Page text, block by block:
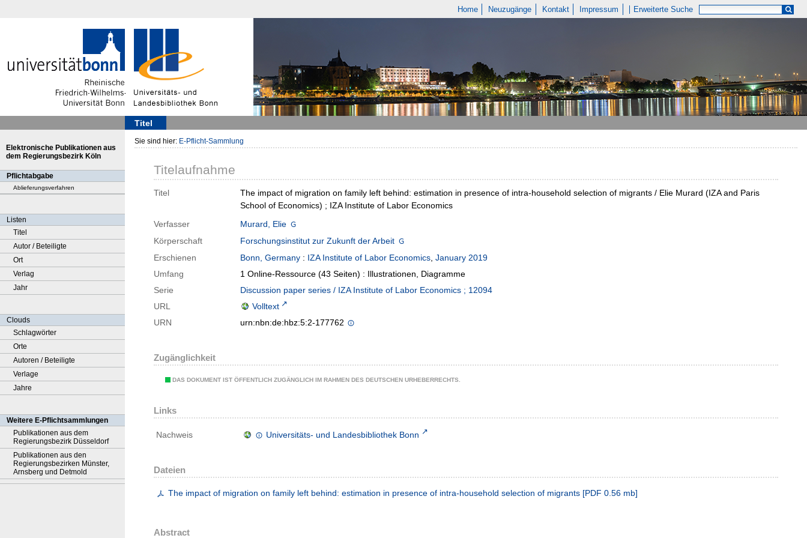
Home Neuzugänge Kontakt Impressum Erweiterte Suche
Titel
Elektronische Publikationen aus
dem Regierungsbezirk Köln
Pflichtabgabe
Ablieferungsverfahren
Listen
Titel
Autor / Beteiligte
Ort
Verlag
Jahr
Clouds
Schlagwörter
Orte
Autoren / Beteiligte
Verlage
Jahre
Weitere E-Pflichtsammlungen
Publikationen aus dem
Regierungsbezirk Düsseldorf
Publikationen aus den
Regierungsbezirken Münster,
Arnsberg und Detmold
Sie sind hier: E-Pflicht-Sammlung
Titelaufnahme
Titel
The impact of migration on family left behind: estimation in presence of intra-household selection of migrants / Elie Murard (IZA and Paris
School of Economics) ; IZA Institute of Labor Economics
Verfasser
Murard, Elie
Körperschaft
Forschungsinstitut zur Zukunft der Arbeit
Erschienen
Bonn, Germany : IZA Institute of Labor Economics, January 2019
Umfang
1 Online-Ressource (43 Seiten) : Illustrationen, Diagramme
Serie
Discussion paper series / IZA Institute of Labor Economics ; 12094
URL
Volltext
URN
urn:nbn:de:hbz:5:2-177762
Zugänglichkeit
DAS DOKUMENT IST ÖFFENTLICH ZUGÄNGLICH IM RAHMEN DES DEUTSCHEN URHEBERRECHTS.
Links
Nachweis Universitäts- und Landesbibliothek Bonn
Dateien
The impact of migration on family left behind: estimation in presence of intra-household selection of migrants [PDF 0.56 mb]
Abstract